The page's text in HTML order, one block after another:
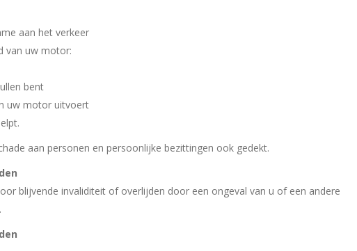
aan het verkeer
van uw motor:
bent
uw motor uitvoert
aan personen en persoonlijke bezittingen ook gedekt.
blijvende invaliditeit of overlijden door een ongeval van u of een andere